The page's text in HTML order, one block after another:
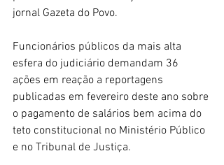
jornal Gazeta do Povo.
Funcionários públicos da mais alta
esfera do judiciário demandam 36
ações em reação a reportagens
publicadas em fevereiro deste ano sobre
o pagamento de salários bem acima do
teto constitucional no Ministério Público
e no Tribunal de Justiça.